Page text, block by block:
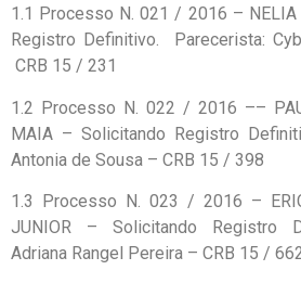
1.1 Processo N. 021 / 2016 – NELIA
Registro Definitivo. Parecerista:
CRB 15 / 231
1.2 Processo N. 022 / 2016 ––
MAIA – Solicitando Registro
Antonia de Sousa – CRB 15 / 398
1.3 Processo N. 023 / 2016 –
JUNIOR – Solicitando Registro
Adriana Rangel Pereira – CRB 15 /